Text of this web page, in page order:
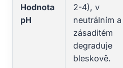
Hodnota
pH
2-4), v
neutrálním a
zásaditém
degraduje
bleskově.